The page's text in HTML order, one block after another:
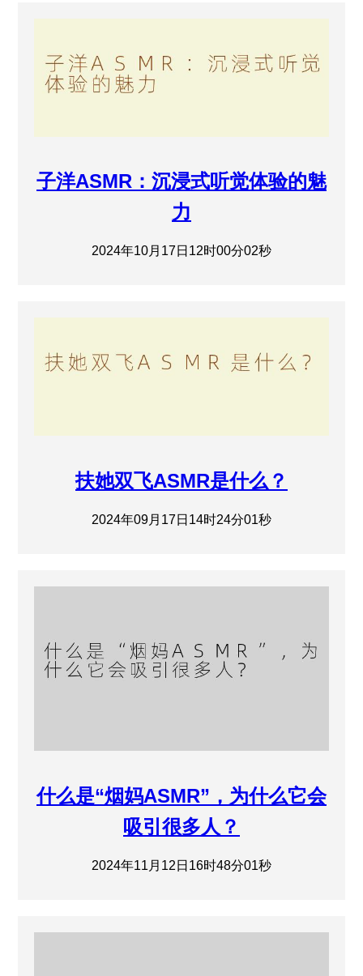
子洋ASMR：沉浸式听觉体验的魅
力
2024年10月17日12时00分02秒
扶她双飞ASMR是什么？
2024年09月17日14时24分01秒
什么是“烟妈ASMR”，为什么它会
吸引很多人？
2024年11月12日16时48分01秒